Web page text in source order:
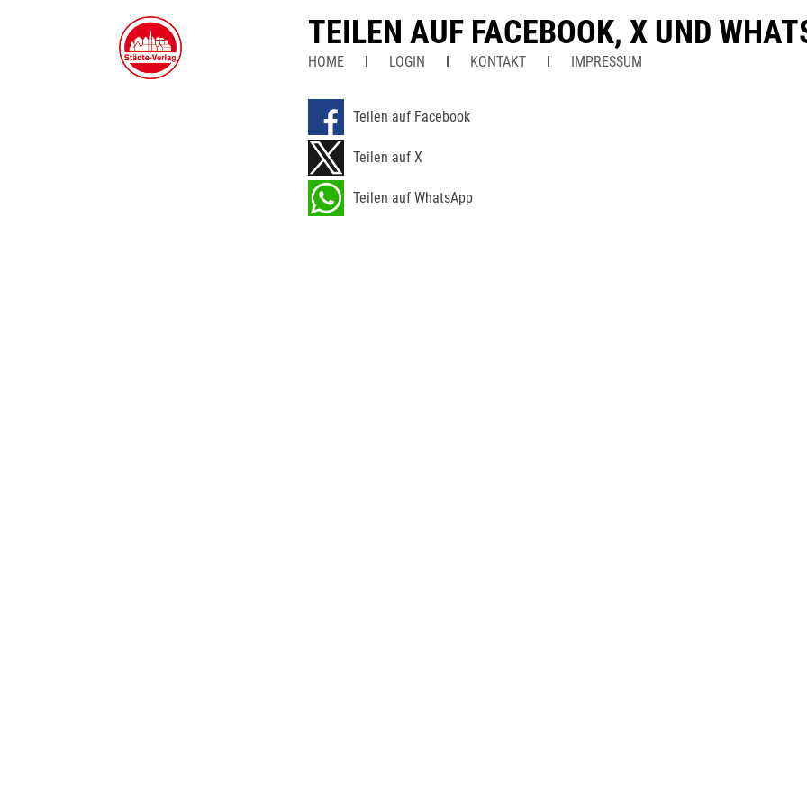
TEILEN AUF FACEBOOK, X UND
HOME LOGIN KONTAKT IMPRESSUM
Teilen auf Facebook
Teilen auf X
Teilen auf WhatsApp